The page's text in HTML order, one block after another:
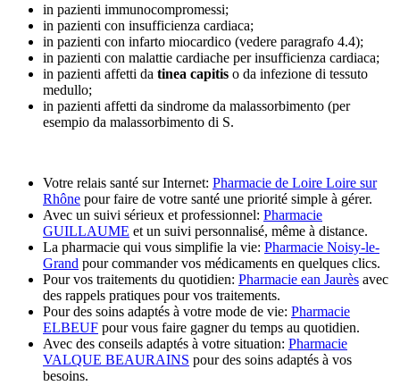
in pazienti immunocompromessi;
in pazienti con insufficienza cardiaca;
in pazienti con infarto miocardico (vedere paragrafo 4.4);
in pazienti con malattie cardiache per insufficienza cardiaca;
in pazienti affetti da tinea capitis o da infezione di tessuto
medullo;
in pazienti affetti da sindrome da malassorbimento (per
esempio da malassorbimento di S.
Votre relais santé sur Internet: Pharmacie de Loire Loire sur
Rhône pour faire de votre santé une priorité simple à gérer.
Avec un suivi sérieux et professionnel: Pharmacie
GUILLAUME et un suivi personnalisé, même à distance.
La pharmacie qui vous simplifie la vie: Pharmacie Noisy-le-
Grand pour commander vos médicaments en quelques clics.
Pour vos traitements du quotidien: Pharmacie ean Jaurès avec
des rappels pratiques pour vos traitements.
Pour des soins adaptés à votre mode de vie: Pharmacie
ELBEUF pour vous faire gagner du temps au quotidien.
Avec des conseils adaptés à votre situation: Pharmacie
VALQUE BEAURAINS pour des soins adaptés à vos
besoins.